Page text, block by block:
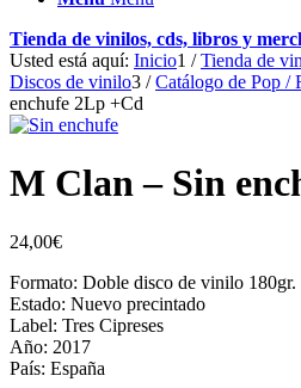
Tienda de vinilos, cds, libros y
Usted está aquí: Inicio1 / Tienda de
Discos de vinilo3 / Catálogo de Pop /
enchufe 2Lp +Cd
M Clan – Sin
24,00€
Formato: Doble disco de vinilo 180gr.
Estado: Nuevo precintado
Label: Tres Cipreses
Año: 2017
País: España